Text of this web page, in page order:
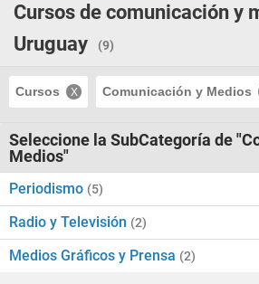
Cursos de comunicación y
Uruguay
(9)
Cursos Comunicación y Medios
Seleccione la SubCategoría de
Medios"
Periodismo (5)
Radio y Televisión (2)
Medios Gráficos y Prensa (2)